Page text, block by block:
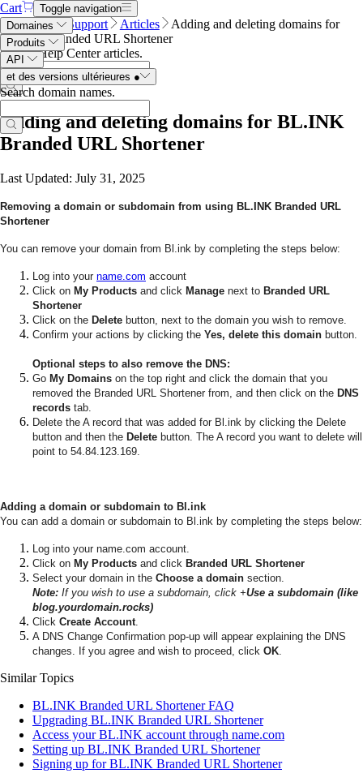
Cart
Toggle navigation
Domaines
Produits
API
et des versions ultérieures ●
Search domain names.
Name.com Support Articles
Adding and deleting domains for
BL.INK Branded URL Shortener
Search Help Center articles.
Adding and deleting domains for BL.INK
Branded URL Shortener
Last Updated: July 31, 2025
Removing a domain or subdomain from using BL.INK Branded URL
Shortener
You can remove your domain from Bl.ink by completing the steps below:
Log into your name.com account
Click on My Products and click Manage next to Branded URL
Shortener
Click on the Delete button, next to the domain you wish to remove.
Confirm your actions by clicking the Yes, delete this domain button.
Optional steps to also remove the DNS:
Go My Domains on the top right and click the domain that you
removed the Branded URL Shortener from, and then click on the DNS
records tab.
Delete the A record that was added for Bl.ink by clicking the Delete
button and then the Delete button. The A record you want to delete will
point to 54.84.123.169.
Adding a domain or subdomain to Bl.ink
You can add a domain or subdomain to Bl.ink by completing the steps below:
Log into your name.com account.
Click on My Products and click Branded URL Shortener
Select your domain in the Choose a domain section.
Note: If you wish to use a subdomain, click +Use a subdomain (like
blog.yourdomain.rocks)
Click Create Account.
A DNS Change Confirmation pop-up will appear explaining the DNS
changes. If you agree and wish to proceed, click OK.
Similar Topics
BL.INK Branded URL Shortener FAQ
Upgrading BL.INK Branded URL Shortener
Access your BL.INK account through name.com
Setting up BL.INK Branded URL Shortener
Signing up for BL.INK Branded URL Shortener